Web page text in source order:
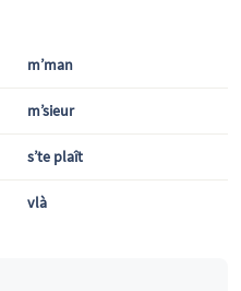
m’man
m’sieur
s’te plaît
vlà